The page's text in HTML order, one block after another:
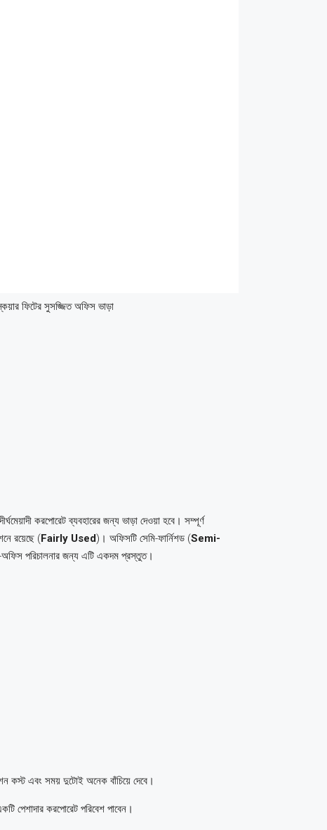
ফিটের সুসজ্জিত অফিস ভাড়া
করপোরেট ব্যবহারের জন্য ভাড়া দেওয়া হবে। সম্পূর্ণ
রয়েছে (Fairly Used)। অফিসটি সেমি-ফার্নিশড (Semi-
অফিস পরিচালনার জন্য এটি একদম প্রস্তুত।
কস্ট এবং সময় দুটোই অনেক বাঁচিয়ে দেবে।
পেশাদার করপোরেট পরিবেশ পাবেন।